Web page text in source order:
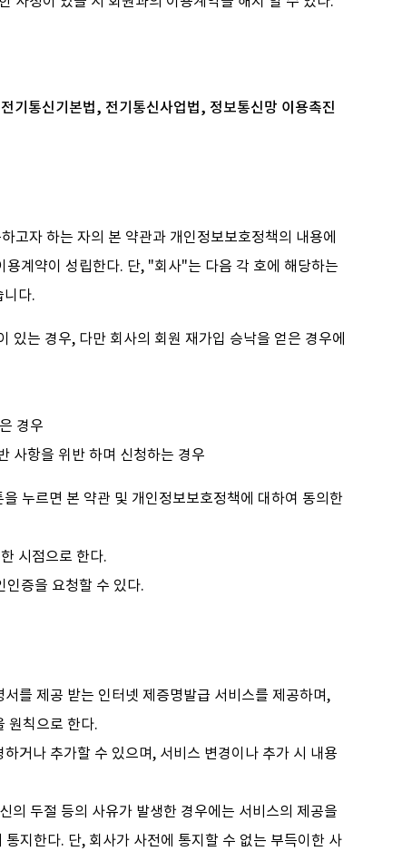
기통신기본법, 전기통신사업법, 정보통신망 이용촉진
자 하는 자의 본 약관과 개인정보보호정책의 내용에
계약이 성립한다. 단, "회사"는 다음 각 호에 해당하는
니다.
있는 경우, 다만 회사의 회원 재가입 승낙을 얻은 경우에
경우
사항을 위반 하며 신청하는 경우
누르면 본 약관 및 개인정보보호정책에 대하여 동의한
시점으로 한다.
증을 요청할 수 있다.
를 제공 받는 인터넷 제증명발급 서비스를 제공하며,
원칙으로 한다.
거나 추가할 수 있으며, 서비스 변경이나 추가 시 내용
두절 등의 사유가 발생한 경우에는 서비스의 제공을
지한다. 단, 회사가 사전에 통지할 수 없는 부득이한 사